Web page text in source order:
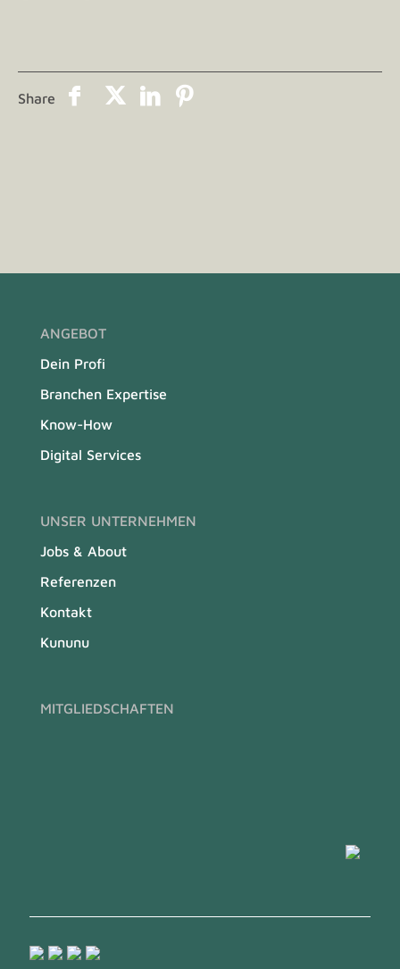
Share
ANGEBOT
Dein Profi
Branchen Expertise
Know-How
Digital Services
UNSER UNTERNEHMEN
Jobs & About
Referenzen
Kontakt
Kununu
MITGLIEDSCHAFTEN